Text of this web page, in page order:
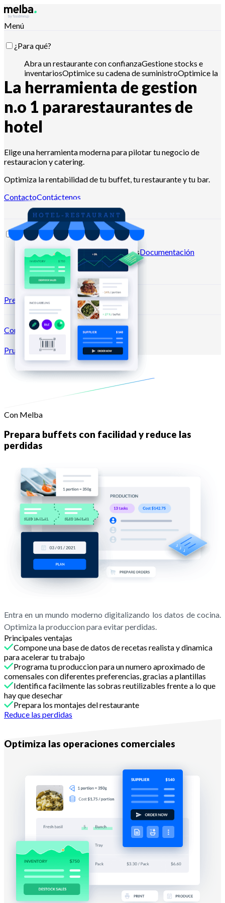
Menú
¿Para qué?
Abra un restaurante con confianzaGestione stocks e
inventariosOptimice su cadena de suministroOptimice la
ingeniería de menús Reduzca el coste
alimentarioPlanifique la producción alimentariaCumpla
con los requisitos APPCC
Gestione presupuestos y
analice ventasControla con Claude, ChatGPT o API
¿Para quién?
Cadenas y grandes grupos
independientesCocinas centralesDark
Panaderos y pasteleros
Hoteles-
restaurante
Recursos
BlogCentro de ayudaNewslettersDocumentación
APIDocumentación MCP
Precios
Conexión →
Prueba gratisRegistrarse
La herramienta de gestion
n.o 1 pararestaurantes de
hotel
Elige una herramienta moderna para pilotar tu negocio de
restauracion y catering.
Optimiza la rentabilidad de tu buffet, tu restaurante y tu bar.
ContactoContáctenos
Con Melba
Prepara buffets con facilidad y reduce las
perdidas
Entra en un mundo moderno digitalizando los datos de cocina.
Optimiza la produccion para evitar perdidas.
Principales ventajas
Compone una base de datos de recetas realista y dinamica
para acelerar tu trabajo
Programa tu produccion para un numero aproximado de
comensales con diferentes preferencias, gracias a plantillas
Identifica facilmente las sobras reutilizables frente a lo que
hay que desechar
Prepara los montajes del restaurante
Reduce las perdidas
Optimiza las operaciones comerciales